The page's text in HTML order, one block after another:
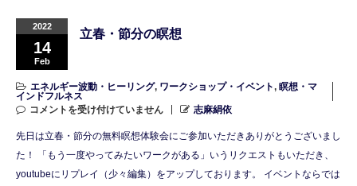
2022
14
Feb
立春・節分の瞑想
エネルギー波動・ヒーリング, ワークショップ・イベント, 瞑想・マ
インドフルネス
コメントを受け付けていません
志麻絹依
先日は立春・節分の無料瞑想体験会にご参加いただきありがとうございまし
た！ 「もう一度やってみたいワークがある」いうリクエストもいただき、
youtubeにリプレイ（少々編集）をアップしております。 イベントならでは